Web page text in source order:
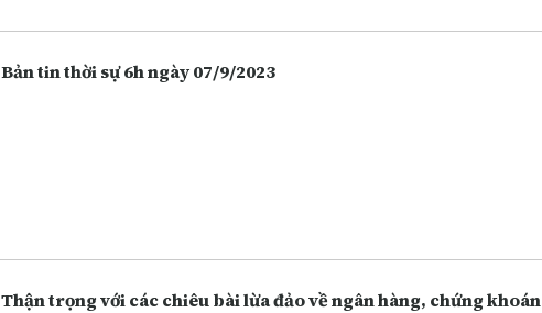
Bản tin thời sự 6h ngày 07/9/2023
Thận trọng với các chiêu bài lừa đảo về ngân hàng, chứng khoán